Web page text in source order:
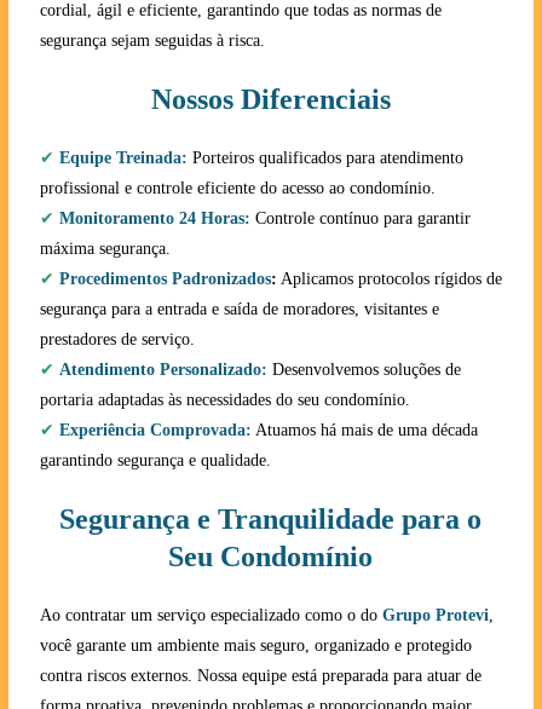
cordial, ágil e eficiente, garantindo que todas as normas de
segurança sejam seguidas à risca.
Nossos Diferenciais
✔ Equipe Treinada: Porteiros qualificados para atendimento
profissional e controle eficiente do acesso ao condomínio.
✔ Monitoramento 24 Horas: Controle contínuo para garantir
máxima segurança.
✔ Procedimentos Padronizados: Aplicamos protocolos rígidos de
segurança para a entrada e saída de moradores, visitantes e
prestadores de serviço.
✔ Atendimento Personalizado: Desenvolvemos soluções de
portaria adaptadas às necessidades do seu condomínio.
✔ Experiência Comprovada: Atuamos há mais de uma década
garantindo segurança e qualidade.
Segurança e Tranquilidade para o
Seu Condomínio
Ao contratar um serviço especializado como o do Grupo Protevi,
você garante um ambiente mais seguro, organizado e protegido
contra riscos externos. Nossa equipe está preparada para atuar de